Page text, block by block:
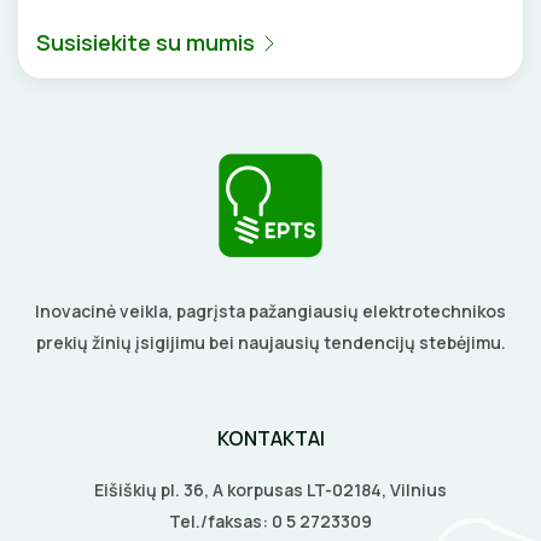
TVIRTINIMO DETALĖS
VENTILIATORIAI
BATERIJOS
EL. SKAMBUČIAI
GELINĖS JUNGTYS
DAIKTADĖŽĖS
BŪGNAI KABELIŲ VYNIOJIMUI
GRĘŽIMO KARŪNOS, GRĄŽTAI
GULSČIUKAI
PJOVIMO ĮRANKIAI
KALIMO ĮRANKIAI
Susisiekite su mumis
Inovacinė veikla, pagrįsta pažangiausių elektrotechnikos
prekių žinių įsigijimu bei naujausių tendencijų stebėjimu.
KONTAKTAI
Eišiškių pl. 36, A korpusas LT-02184, Vilnius
Tel./faksas: 0 5 2723309